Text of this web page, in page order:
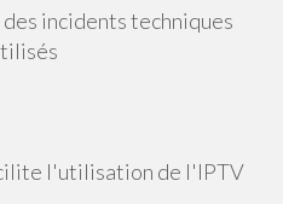
incidents techniques
l'utilisation de l'IPTV